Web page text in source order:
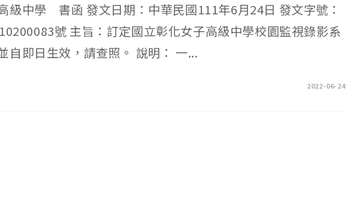
級中學 書函 發文日期：中華民國111年6月24日 發文字號：
號 主旨：訂定國立彰化女子高級中學校園監視錄影系
自即日生效，請查照。 說明： 一...
2022-06-24